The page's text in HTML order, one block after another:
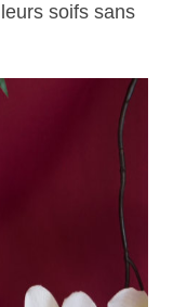
soifs sans